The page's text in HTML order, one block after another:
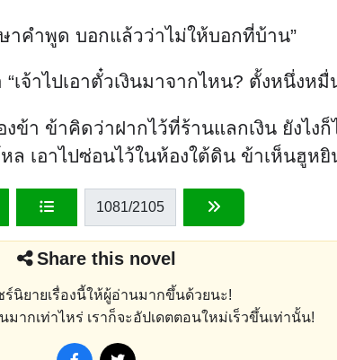
าคำพูด บอกแล้วว่าไม่ให้บอกที่บ้าน”
จ้าไปเอาตั๋วเงินมาจากไหน? ตั้งหนึ่งหมื่
ข้า ข้าคิดว่าฝากไว้ที่ร้านแลกเงิน ยังไง
เอาไปซ่อนไว้ในห้องใต้ดิน ข้าเห็นฮูหยิ
1081/2105
Share this novel
ร์นิยายเรื่องนี้ให้ผู้อ่านมากขึ้นด้วยนะ!
ากเท่าไหร่ เราก็จะอัปเดตตอนใหม่เร็วขึ้นเท่านั้น!